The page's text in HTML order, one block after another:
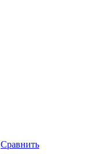
Сравнить